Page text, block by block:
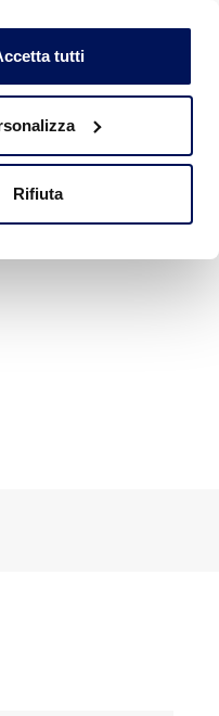
tutti
Rifiuta
EVENTI